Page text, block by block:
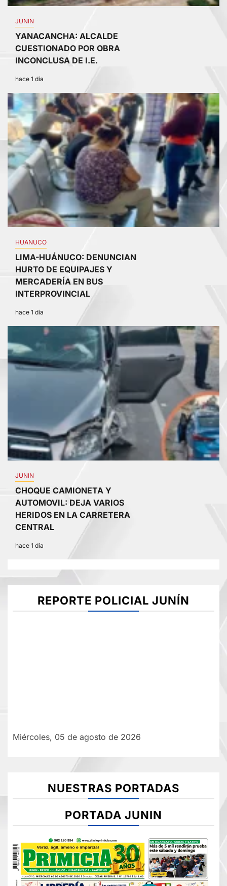
JUNIN
YANACANCHA: ALCALDE
CUESTIONADO POR OBRA
INCONCLUSA DE I.E.
hace 1 día
3
HUANUCO
LIMA-HUÁNUCO: DENUNCIAN
HURTO DE EQUIPAJES Y
MERCADERÍA EN BUS
INTERPROVINCIAL
hace 1 día
JUNIN
CHOQUE CAMIONETA Y
AUTOMOVIL: DEJA VARIOS
HERIDOS EN LA CARRETERA
CENTRAL
hace 1 día
REPORTE POLICIAL JUNÍN
Miércoles, 05 de agosto de 2026
NUESTRAS PORTADAS
PORTADA JUNIN